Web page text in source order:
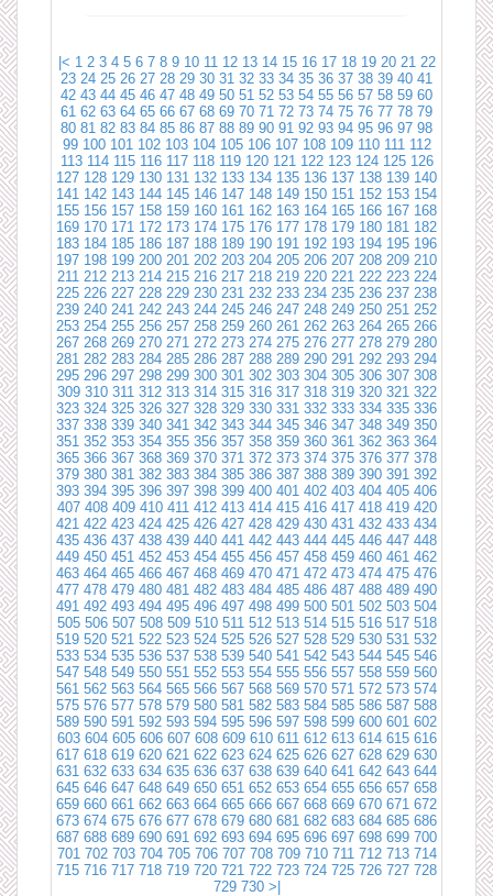
|< 1 2 3 4 5 6 7 8 9 10 11 12 13 14 15 16 17 18 19 20 21 22
23 24 25 26 27 28 29 30 31 32 33 34 35 36 37 38 39 40 41
42 43 44 45 46 47 48 49 50 51 52 53 54 55 56 57 58 59 60
61 62 63 64 65 66 67 68 69 70 71 72 73 74 75 76 77 78 79
80 81 82 83 84 85 86 87 88 89 90 91 92 93 94 95 96 97 98
99 100 101 102 103 104 105 106 107 108 109 110 111 112
113 114 115 116 117 118 119 120 121 122 123 124 125 126
127 128 129 130 131 132 133 134 135 136 137 138 139 140
141 142 143 144 145 146 147 148 149 150 151 152 153 154
155 156 157 158 159 160 161 162 163 164 165 166 167 168
169 170 171 172 173 174 175 176 177 178 179 180 181 182
183 184 185 186 187 188 189 190 191 192 193 194 195 196
197 198 199 200 201 202 203 204 205 206 207 208 209 210
211 212 213 214 215 216 217 218 219 220 221 222 223 224
225 226 227 228 229 230 231 232 233 234 235 236 237 238
239 240 241 242 243 244 245 246 247 248 249 250 251 252
253 254 255 256 257 258 259 260 261 262 263 264 265 266
267 268 269 270 271 272 273 274 275 276 277 278 279 280
281 282 283 284 285 286 287 288 289 290 291 292 293 294
295 296 297 298 299 300 301 302 303 304 305 306 307 308
309 310 311 312 313 314 315 316 317 318 319 320 321 322
323 324 325 326 327 328 329 330 331 332 333 334 335 336
337 338 339 340 341 342 343 344 345 346 347 348 349 350
351 352 353 354 355 356 357 358 359 360 361 362 363 364
365 366 367 368 369 370 371 372 373 374 375 376 377 378
379 380 381 382 383 384 385 386 387 388 389 390 391 392
393 394 395 396 397 398 399 400 401 402 403 404 405 406
407 408 409 410 411 412 413 414 415 416 417 418 419 420
421 422 423 424 425 426 427 428 429 430 431 432 433 434
435 436 437 438 439 440 441 442 443 444 445 446 447 448
449 450 451 452 453 454 455 456 457 458 459 460 461 462
463 464 465 466 467 468 469 470 471 472 473 474 475 476
477 478 479 480 481 482 483 484 485 486 487 488 489 490
491 492 493 494 495 496 497 498 499 500 501 502 503 504
505 506 507 508 509 510 511 512 513 514 515 516 517 518
519 520 521 522 523 524 525 526 527 528 529 530 531 532
533 534 535 536 537 538 539 540 541 542 543 544 545 546
547 548 549 550 551 552 553 554 555 556 557 558 559 560
561 562 563 564 565 566 567 568 569 570 571 572 573 574
575 576 577 578 579 580 581 582 583 584 585 586 587 588
589 590 591 592 593 594 595 596 597 598 599 600 601 602
603 604 605 606 607 608 609 610 611 612 613 614 615 616
617 618 619 620 621 622 623 624 625 626 627 628 629 630
631 632 633 634 635 636 637 638 639 640 641 642 643 644
645 646 647 648 649 650 651 652 653 654 655 656 657 658
659 660 661 662 663 664 665 666 667 668 669 670 671 672
673 674 675 676 677 678 679 680 681 682 683 684 685 686
687 688 689 690 691 692 693 694 695 696 697 698 699 700
701 702 703 704 705 706 707 708 709 710 711 712 713 714
715 716 717 718 719 720 721 722 723 724 725 726 727 728
729 730 >|